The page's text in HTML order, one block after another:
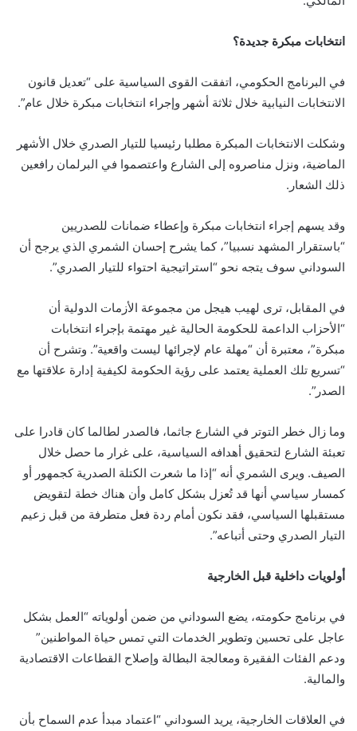
انتخابات مبكرة جديدة؟
في البرنامج الحكومي، اتفقت القوى السياسية على “تعديل قانون
الانتخابات النيابية خلال ثلاثة أشهر وإجراء انتخابات مبكرة خلال عام”.
وشكلت الانتخابات المبكرة مطلبا رئيسيا للتيار الصدري خلال الأشهر
الماضية، ونزل مناصروه إلى الشارع واعتصموا في البرلمان رافعين
ذلك الشعار.
وقد يسهم إجراء انتخابات مبكرة وإعطاء ضمانات للصدريين
“باستقرار المشهد نسبيا”، كما يشرح إحسان الشمري الذي يرجح أن
السوداني سوف يتجه نحو “استراتيجية احتواء للتيار الصدري”.
في المقابل، ترى لهيب هيجل من مجموعة الأزمات الدولية أن
“الأحزاب الداعمة للحكومة الحالية غير مهتمة بإجراء انتخابات
مبكرة”، معتبرة أن “مهلة عام لإجرائها ليست واقعية”. وتشرح أن
“تسريع تلك العملية يعتمد على رؤية الحكومة لكيفية إدارة علاقتها مع
الصدر”.
وما زال خطر التوتر في الشارع جاثما، فالصدر لطالما كان قادرا على
تعبئة الشارع لتحقيق أهدافه السياسية، على غرار ما حصل خلال
الصيف. ويرى الشمري أنه “إذا ما شعرت الكتلة الصدرية كجمهور أو
كمسار سياسي أنها قد تُعزل بشكل كامل وأن هناك خطة لتقويض
مستقبلها السياسي، فقد نكون أمام ردة فعل متطرفة من قبل زعيم
التيار الصدري وحتى أتباعه”.
أولويات داخلية قبل الخارجية
في برنامج حكومته، يضع السوداني من ضمن أولوياته “العمل بشكل
عاجل على تحسين وتطوير الخدمات التي تمس حياة المواطنين”
ودعم الفئات الفقيرة ومعالجة البطالة وإصلاح القطاعات الاقتصادية
والمالية.
في العلاقات الخارجية، يريد السوداني “اعتماد مبدأ عدم السماح بأن